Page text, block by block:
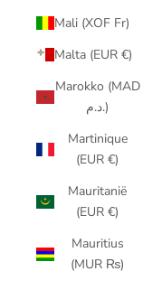
Mali (XOF Fr)
Malta (EUR €)
Marokko (MAD
د.م.)
Martinique
(EUR €)
Mauritanië
(EUR €)
Mauritius
(MUR ₨)